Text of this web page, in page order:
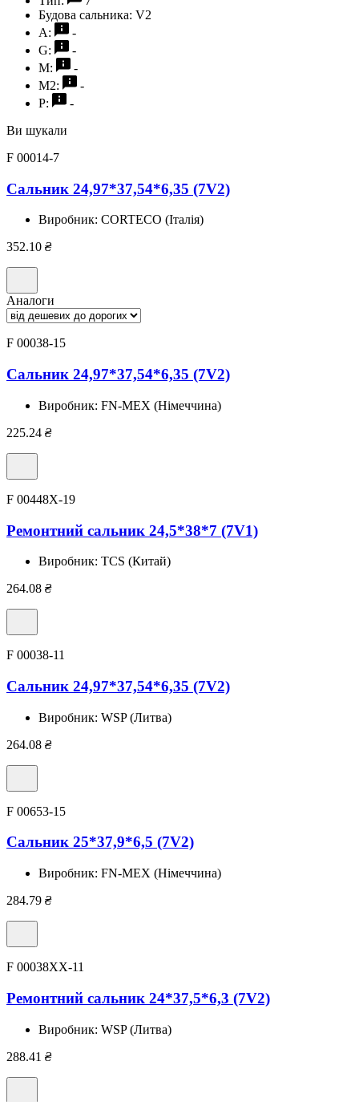
Будова сальника: V2
A:
-
G:
-
M:
-
M2:
-
P:
-
Ви шукали
F 00014-7
Сальник 24,97*37,54*6,35 (7V2)
Виробник: CORTECO (Італія)
352.10 ₴
Аналоги
F 00038-15
Сальник 24,97*37,54*6,35 (7V2)
Виробник: FN-MEX (Німеччина)
225.24 ₴
F 00448X-19
Ремонтний сальник 24,5*38*7 (7V1)
Виробник: TCS (Китай)
264.08 ₴
F 00038-11
Сальник 24,97*37,54*6,35 (7V2)
Виробник: WSP (Литва)
264.08 ₴
F 00653-15
Сальник 25*37,9*6,5 (7V2)
Виробник: FN-MEX (Німеччина)
284.79 ₴
F 00038XX-11
Ремонтний сальник 24*37,5*6,3 (7V2)
Виробник: WSP (Литва)
288.41 ₴